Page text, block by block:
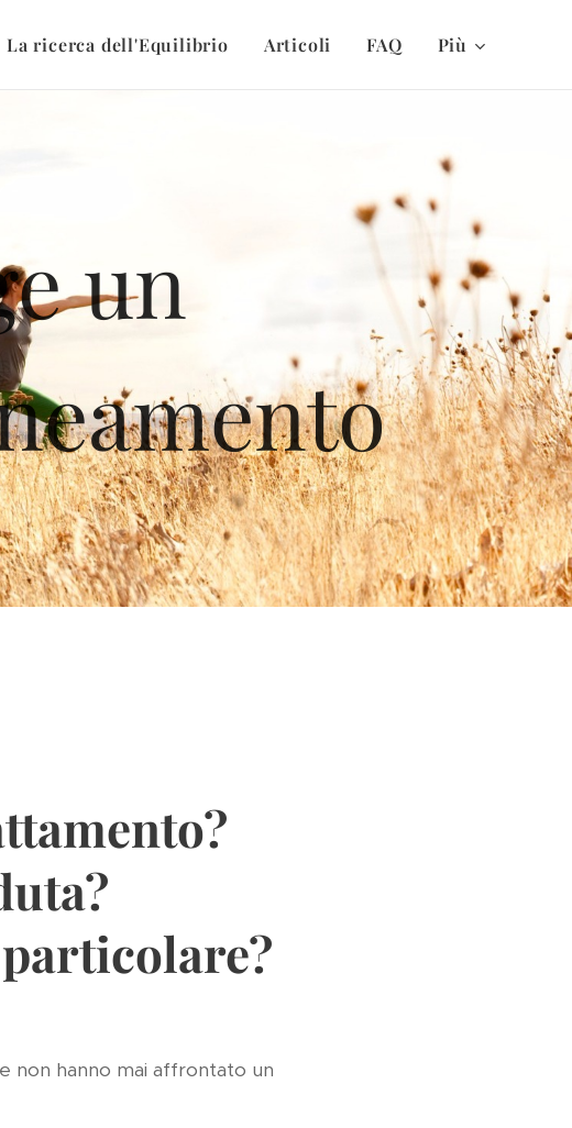
La ricerca dell'Equilibrio Articoli FAQ Più
un
non hanno mai affrontato un